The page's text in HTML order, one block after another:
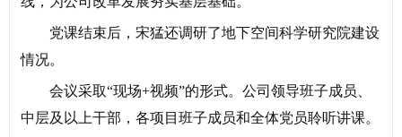
党课结束后，宋猛还调研了地下空间科学研究院建设
情况。
会议采取“现场+视频”的形式。公司领导班子成员、
中层及以上干部，各项目班子成员和全体党员聆听讲课。